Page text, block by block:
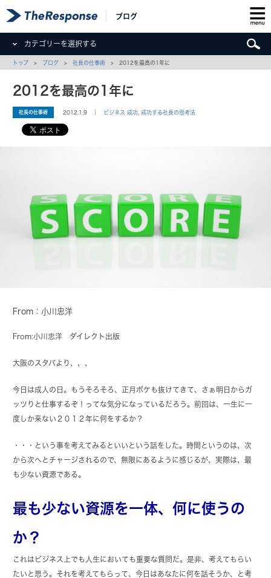
ブログ
カテゴリーを選択する
トップ > ブログ >社長の仕事術 > 2012を最高の1年に
2012を最高の1年に
社長の仕事術 2012.1.9 ｜ ビジネス 成功 成功する社長の思考法
From：小川忠洋
From:小川忠洋 ダイレクト出版
大阪のスタバより、、、
今日は成人の日。もうそろそろ、正月ボケも抜けてきて、さぁ明日からガ
ッツりと仕事するぞ！ってな気分になっているだろう。前回は、一生に一
度しか来ない２０１２年に何をするか？
・・・という事を考えてみるといいという話をした。時間というのは、次
から次へとチャージされるので、無限にあるように感じるが、実際は、最
も少ない資源である。
最も少ない資源を一体、何に使うの
か？
これはビジネス上でも人生においても重要な質問だ。是非、考えてもらい
たいと思う。それを考えてもらって、今日はあなたに何を話そうか、と考